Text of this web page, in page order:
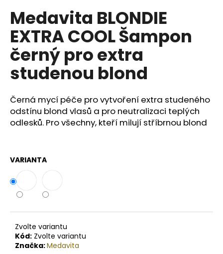
Medavita BLONDIE
EXTRA COOL Šampon
černý pro extra
studenou blond
Černá mycí péče pro vytvoření extra studeného
odstínu blond vlasů a pro neutralizaci teplých
odlesků. Pro všechny, kteří milují stříbrnou blond
VARIANTA
Zvolte variantu
Kód: Zvolte variantu
Značka:Medavita
u
j
e
m
e
BY
SIMONA
BANÁN
ORGANICKÉ
RUČNĚ
200ML
749
Kč